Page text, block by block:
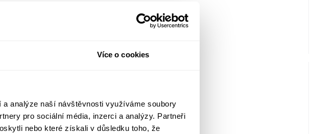
Více o cookies
analýze naší návštěvnosti využíváme soubory
pro sociální média, inzerci a analýzy. Partneři
nebo které získali v důsledku toho, že